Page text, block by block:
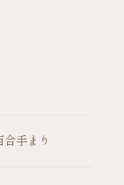
手まり